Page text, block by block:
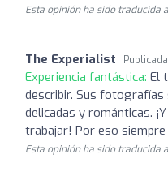
Esta opinión ha sido traducida
The Experialist
Experiencia fantástica: El
describir. Sus
delicadas y románticas.
trabajar! Por eso
Esta opinión ha sido traducida